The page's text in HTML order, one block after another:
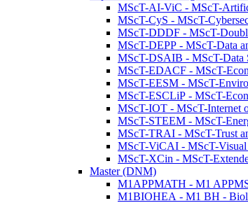
MScT-AI-ViC - MScT-
MScT-CyS - MScT-
MScT-DDDF - MScT-
MScT-DEPP - MScT-Data
MScT-DSAIB - MScT-Data
MScT-EDACF - MScT-
MScT-EESM - MScT-
MScT-ESCLiP - MScT-
MScT-IOT - MScT-Internet
MScT-STEEM - MScT-
MScT-TRAI - MScT-Trust
MScT-ViCAI - MScT-
MScT-XCin - MScT-
Master (DNM)
M1APPMATH - M1 APPMS
M1BIOHEA - M1 BH -